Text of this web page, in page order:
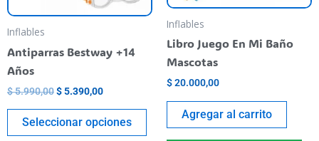
Inflables
Antiparras Bestway +14
Años
$5.990,00$5.390,00
Seleccionar opciones
may
chosen
product
Inflables
Libro Juego En Mi Baño
Mascotas
$20.000,00
Agregar al carrito